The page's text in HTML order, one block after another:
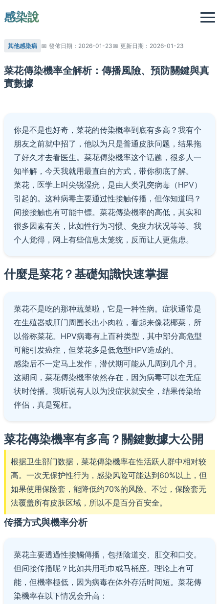
感染說
其他感染病 發佈日期：2026-01-23 更新日期：2026-01-23
菜花傳染機率全解析：傳播風險、預防關鍵與真
實數據
你是不是也好奇，菜花的传染概率到底有多高？我有个
朋友之前就中招了，他以为只是普通皮肤问题，结果拖
了好久才去看医生。菜花傳染機率这个话题，很多人一
知半解，今天我就用最直白的方式，带你彻底了解。
菜花，医学上叫尖锐湿疣，是由人类乳突病毒（HPV）
引起的。这种病毒主要通过性接触传播，但你知道吗？
间接接触也有可能中镖。菜花傳染機率的高低，其实和
很多因素有关，比如性行为习惯、免疫力状况等等。我
个人觉得，网上有些信息太笼统，反而让人更焦虑。
什麼是菜花？基礎知識快速掌握
菜花不是吃的那种蔬菜啦，它是一种性病。症状通常是
在生殖器或肛门周围长出小肉粒，看起来像花椰菜，所
以俗称菜花。HPV病毒有上百种类型，其中部分高危型
可能引发癌症，但菜花多是低危型HPV造成的。
感染后不一定马上发作，潜伏期可能从几周到几个月。
这期间，菜花傳染機率依然存在，因为病毒可以在无症
状时传播。我听说有人以为没症状就安全，结果传染给
伴侣，真是冤枉。
菜花傳染機率有多高？關鍵數據大公開
根据卫生部门数据，菜花傳染機率在性活跃人群中相对较
高。一次无保护性行为，感染风险可能达到60%以上，但
如果使用保险套，能降低约70%的风险。不过，保险套无
法覆盖所有皮肤区域，所以不是百分百安全。
传播方式與機率分析
菜花主要透過性接觸傳播，包括陰道交、肛交和口交。
但间接传播呢？比如共用毛巾或马桶座。理论上有可
能，但機率極低，因为病毒在体外存活时间短。菜花傳
染機率在以下情况会升高：